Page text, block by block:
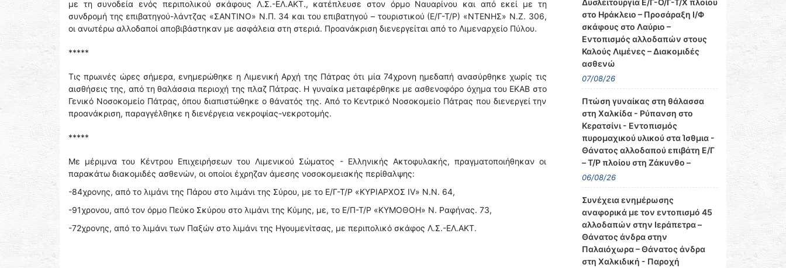
με τη συνοδεία ενός περιπολικού σκάφους Λ.Σ.-ΕΛ.ΑΚΤ., κατέπλευσε στον όρμο Ναυαρίνου και από εκεί με τη
συνδρομή της επιβατηγού-λάντζας «ΣΑΝΤΙΝΟ» Ν.Π. 34 και του επιβατηγού – τουριστικού (Ε/Γ-Τ/Ρ) «ΝΤΕΝΗΣ» Ν.Ζ. 306,
οι ανωτέρω αλλοδαποί αποβιβάστηκαν με ασφάλεια στη στεριά. Προανάκριση διενεργείται από το Λιμεναρχείο Πύλου.
*****
Τις πρωινές ώρες σήμερα, ενημερώθηκε η Λιμενική Αρχή της Πάτρας ότι μία 74χρονη ημεδαπή ανασύρθηκε χωρίς τις
αισθήσεις της, από τη θαλάσσια περιοχή της πλαζ Πάτρας. Η γυναίκα μεταφέρθηκε με ασθενοφόρο όχημα του ΕΚΑΒ στο
Γενικό Νοσοκομείο Πάτρας, όπου διαπιστώθηκε ο θάνατός της. Από το Κεντρικό Νοσοκομείο Πάτρας που διενεργεί την
προανάκριση, παραγγέλθηκε η διενέργεια νεκροψίας-νεκροτομής.
*****
Με μέριμνα του Κέντρου Επιχειρήσεων του Λιμενικού Σώματος - Ελληνικής Ακτοφυλακής, πραγματοποιήθηκαν οι
παρακάτω διακομιδές ασθενών, οι οποίοι έχρηζαν άμεσης νοσοκομειακής περίθαλψης:
-84χρονης, από το λιμάνι της Πάρου στο λιμάνι της Σύρου, με το Ε/Γ-Τ/Ρ «ΚΥΡΙΑΡΧΟΣ IV» Ν.Ν. 64,
-91χρονου, από τον όρμο Πεύκο Σκύρου στο λιμάνι της Κύμης, με, το Ε/Π-Τ/Ρ «ΚΥΜΟΘΟΗ» Ν. Ραφήνας. 73,
-72χρονης, από το λιμάνι των Παξών στο λιμάνι της Ηγουμενίτσας, με περιπολικό σκάφος Λ.Σ.-ΕΛ.ΑΚΤ.
Δυσλειτουργία Ε/Γ-Ο/Γ-Τ/Χ πλοίου
στο Ηράκλειο – Προσάραξη Ι/Φ
σκάφους στο Λαύριο –
Εντοπισμός αλλοδαπών στους
Καλούς Λιμένες – Διακομιδές
ασθενώ
07/08/26
Πτώση γυναίκας στη θάλασσα
στη Χαλκίδα - Ρύπανση στο
Κερατσίνι - Εντοπισμός
πυρομαχικού υλικού στα Ίσθμια -
Θάνατος αλλοδαπού επιβάτη Ε/Γ
– Τ/Ρ πλοίου στη Ζάκυνθο –
06/08/26
Συνέχεια ενημέρωσης
αναφορικά με τον εντοπισμό 45
αλλοδαπών στην Ιεράπετρα –
Θάνατος άνδρα στην
Παλαιόχωρα – Θάνατος άνδρα
στη Χαλκιδική - Παροχή